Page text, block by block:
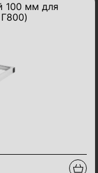
100 мм для